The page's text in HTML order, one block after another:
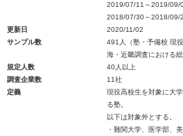
2019/07/11～2019/09/
2018/07/30～2018/09/
更新日
2020/11/02
サンプル数
491人（塾・予備校 現
海・近畿調査における
規定人数
40人以上
調査企業数
11社
定義
現役高校生を対象に大
る塾。
以下は対象外とする。
・難関大学、医学部、